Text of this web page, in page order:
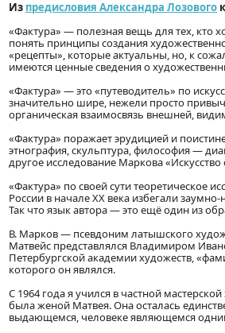
Из предисловия Александра Лозового
«Фактура» — полезная вещь для тех, кто
понять принципы создания
«рецепты», которые актуальны, но, к
имеются ценные сведения о
«Фактура» — это «путеводитель» по
значительно шире, нежели просто
органическая взаимосвязь внешней,
«Фактура» поражает эрудицией и
этнография, скульптура, философия —
другое исследование Маркова «Искусство
«Фактура» по своей сути теоретическое
России в начале ХХ века избегали
Так что язык автора — это ещё один из
В. Марков — псевдоним латышского
Матвейс представлялся Владимиром
Петербургской академии художеств,
которого он являлся.
С 1964 года я учился в частной
была женой Матвея. Она осталась
выдающемся, человеке являющемся